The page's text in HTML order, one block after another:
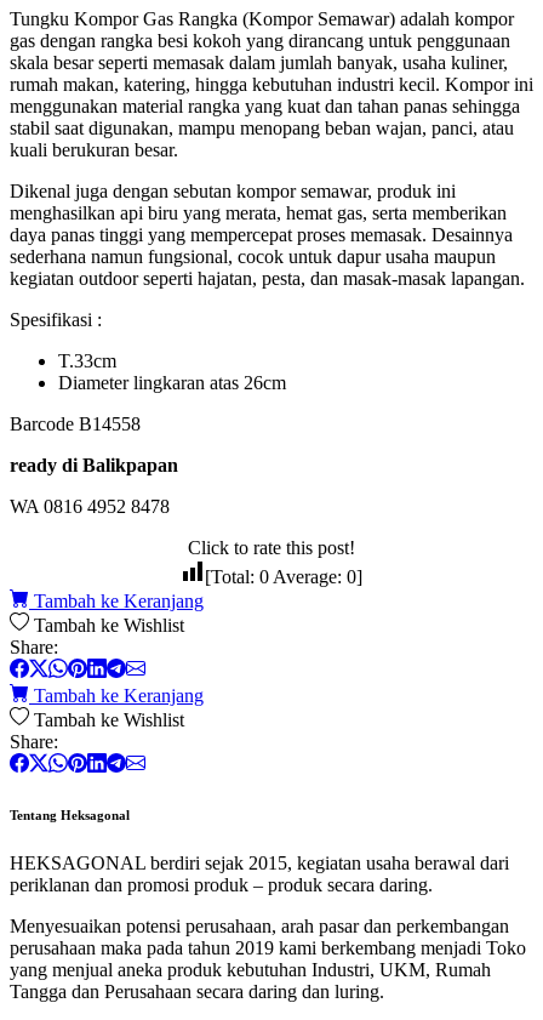
Tungku Kompor Gas Rangka (Kompor Semawar) adalah kompor
gas dengan rangka besi kokoh yang dirancang untuk penggunaan
skala besar seperti memasak dalam jumlah banyak, usaha kuliner,
rumah makan, katering, hingga kebutuhan industri kecil. Kompor ini
menggunakan material rangka yang kuat dan tahan panas sehingga
stabil saat digunakan, mampu menopang beban wajan, panci, atau
kuali berukuran besar.
Dikenal juga dengan sebutan kompor semawar, produk ini
menghasilkan api biru yang merata, hemat gas, serta memberikan
daya panas tinggi yang mempercepat proses memasak. Desainnya
sederhana namun fungsional, cocok untuk dapur usaha maupun
kegiatan outdoor seperti hajatan, pesta, dan masak-masak lapangan.
Spesifikasi :
T.33cm
Diameter lingkaran atas 26cm
Barcode B14558
ready di Balikpapan
WA 0816 4952 8478
Click to rate this post!
[Total: 0 Average: 0]
Tambah ke Keranjang
Tambah ke Wishlist
Share:
Tambah ke Keranjang
Tambah ke Wishlist
Share:
Tentang Heksagonal
HEKSAGONAL berdiri sejak 2015, kegiatan usaha berawal dari
periklanan dan promosi produk – produk secara daring.
Menyesuaikan potensi perusahaan, arah pasar dan perkembangan
perusahaan maka pada tahun 2019 kami berkembang menjadi Toko
yang menjual aneka produk kebutuhan Industri, UKM, Rumah
Tangga dan Perusahaan secara daring dan luring.